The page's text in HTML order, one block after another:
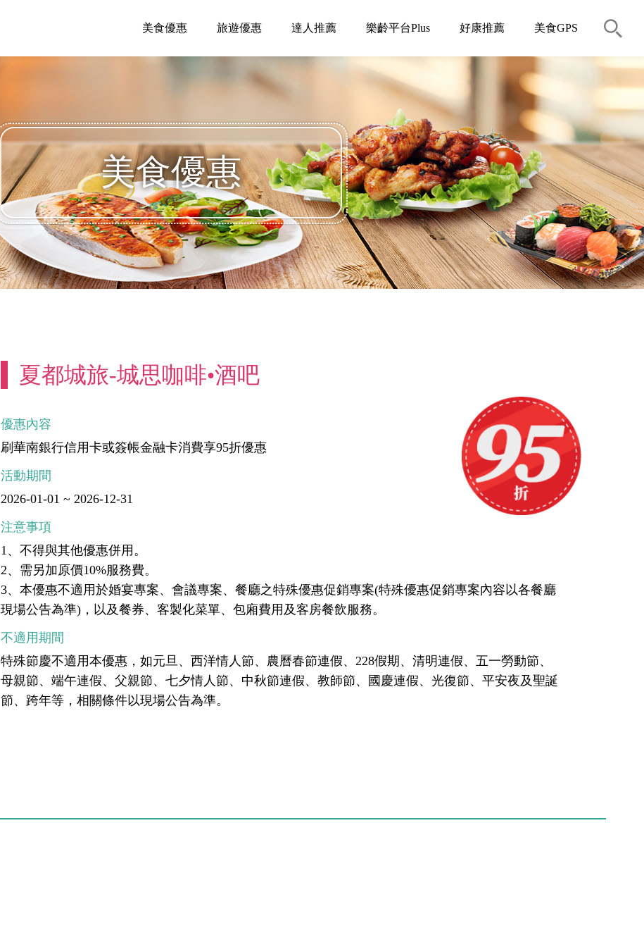
美食優惠 旅遊優惠 達人推薦 樂齡平台Plus 好康推薦 美食GPS
美食優惠
夏都城旅-城思咖啡•酒吧
優惠內容
刷華南銀行信用卡或簽帳金融卡消費享95折優惠
活動期間
2026-01-01 ~ 2026-12-31
注意事項
1、不得與其他優惠併用。
2、需另加原價10%服務費。
3、本優惠不適用於婚宴專案、會議專案、餐廳之特殊優惠促銷專案(特殊優惠促銷專案內容以各餐廳
現場公告為準)，以及餐券、客製化菜單、包廂費用及客房餐飲服務。
不適用期間
特殊節慶不適用本優惠，如元旦、西洋情人節、農曆春節連假、228假期、清明連假、五一勞動節、
母親節、端午連假、父親節、七夕情人節、中秋節連假、教師節、國慶連假、光復節、平安夜及聖誕
節、跨年等，相關條件以現場公告為準。